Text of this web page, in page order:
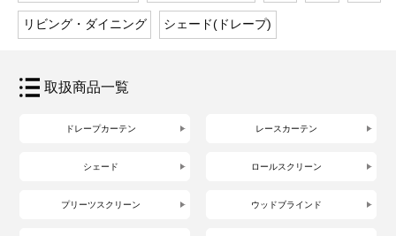
リビング・ダイニング シェード(ドレープ)
取扱商品一覧
ドレープカーテン レースカーテン
シェード ロールスクリーン
プリーツスクリーン ウッドブラインド